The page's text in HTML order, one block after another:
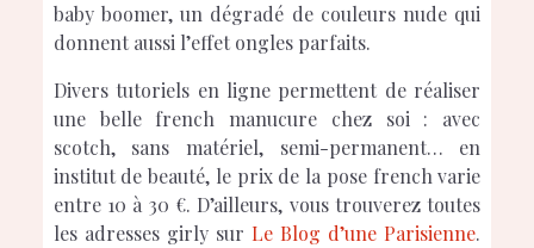
baby boomer, un dégradé de couleurs nude qui
donnent aussi l’effet ongles parfaits.
Divers tutoriels en ligne permettent de réaliser
une belle french manucure chez soi : avec
scotch, sans matériel, semi-permanent… en
institut de beauté, le prix de la pose french varie
entre 10 à 30 €. D’ailleurs, vous trouverez toutes
les adresses girly surLe Blog d’une Parisienne.